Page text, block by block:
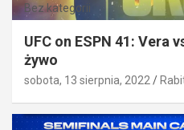
Bez kategorii
UFC on ESPN 41: Vera
żywo
sobota, 13 sierpnia, 2022